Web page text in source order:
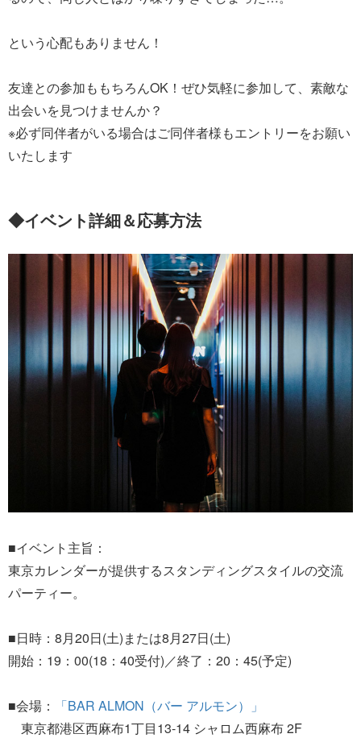
という心配もありません！
友達との参加ももちろんOK！ぜひ気軽に参加して、素敵な
出会いを見つけませんか？
※必ず同伴者がいる場合はご同伴者様もエントリーをお願い
いたします
◆イベント詳細＆応募方法
■イベント主旨：
東京カレンダーが提供するスタンディングスタイルの交流
パーティー。
■日時：8月20日(土)または8月27日(土)
開始：19：00(18：40受付)／終了：20：45(予定)
■会場：
「BAR ALMON（バー アルモン）」
東京都港区西麻布1丁目13-14 シャロム西麻布 2F